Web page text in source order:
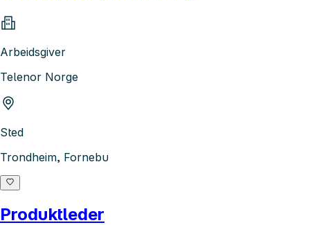
Arbeidsgiver
Telenor Norge
Sted
Trondheim, Fornebu
Produktleder